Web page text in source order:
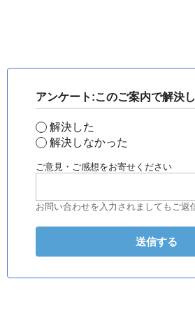
アンケート:このご案内で解決
解決した
解決しなかった
ご意見・ご感想をお寄せください
お問い合わせを入力されましてもご返